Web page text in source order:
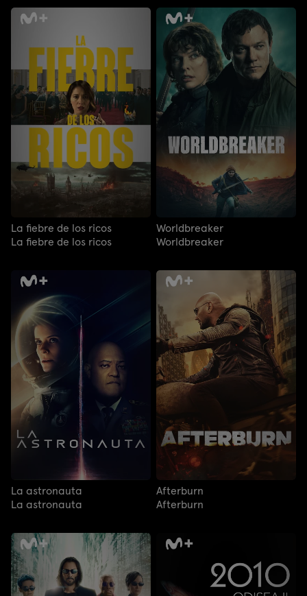
La fiebre de los ricos
La fiebre de los ricos
Worldbreaker
Worldbreaker
La astronauta
La astronauta
Afterburn
Afterburn